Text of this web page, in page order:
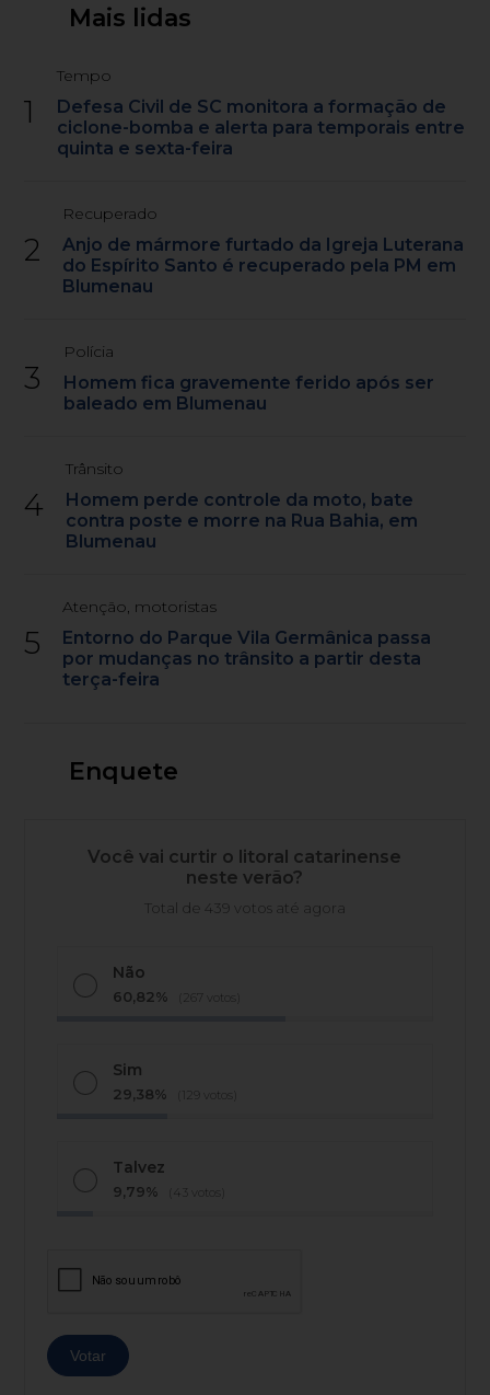
Mais lidas
1
Tempo
Defesa Civil de SC monitora a formação de
ciclone-bomba e alerta para temporais entre
quinta e sexta-feira
2
Recuperado
Anjo de mármore furtado da Igreja Luterana
do Espírito Santo é recuperado pela PM em
Blumenau
3
Polícia
Homem fica gravemente ferido após ser
baleado em Blumenau
4
Trânsito
Homem perde controle da moto, bate
contra poste e morre na Rua Bahia, em
Blumenau
5
Atenção, motoristas
Entorno do Parque Vila Germânica passa
por mudanças no trânsito a partir desta
terça-feira
Enquete
Você vai curtir o litoral catarinense
neste verão?
Total de 439 votos até agora
Não
60,82% (267 votos)
Sim
29,38% (129 votos)
Talvez
9,79% (43 votos)